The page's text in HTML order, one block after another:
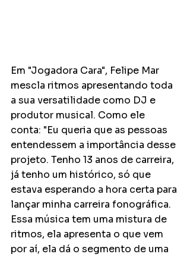
Em "Jogadora Cara", Felipe Mar
mescla ritmos apresentando toda
a sua versatilidade como DJ e
produtor musical. Como ele
conta: "Eu queria que as pessoas
entendessem a importância desse
projeto. Tenho 13 anos de carreira,
já tenho um histórico, só que
estava esperando a hora certa para
lançar minha carreira fonográfica.
Essa música tem uma mistura de
ritmos, ela apresenta o que vem
por aí, ela dá o segmento de uma